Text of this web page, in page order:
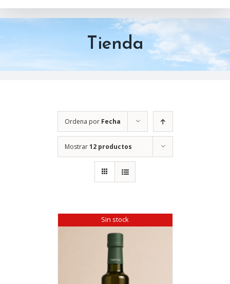
Tienda
Ordena por Fecha
Mostrar12 productos
Sin stock